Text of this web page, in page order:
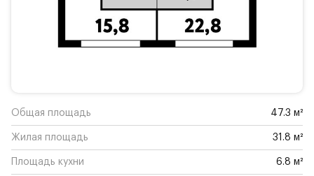
Общая площадь 47.3 м²
Жилая площадь 31.8 м²
Площадь кухни 6.8 м²